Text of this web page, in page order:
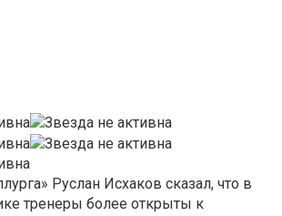
Руслан Исхаков сказал, что в
тренеры более открыты к